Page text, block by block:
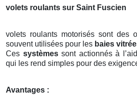
volets roulants sur Saint Fuscien
volets roulants motorisés sont des
souvent utilisées pour les baies
Ces systèmessont actionnés à
qui les rend simples pour des
Avantages :